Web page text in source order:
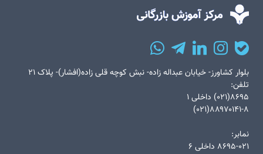
بلوار کشاورز- خیابان عبداله زاده- نبش کوچه قلی زاده(افشار)- پلاک ۲۱
تلفن:
۸۶۹۵(۰۲۱) داخلی ۱
۸۸۹۷۰۱۴۱-۸(۰۲۱)
نمابر:
۸۶۹۵-۰۲۱ داخلی ۶